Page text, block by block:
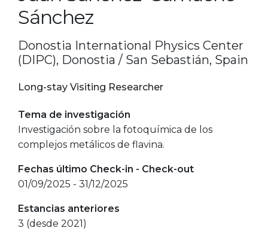
Sánchez
Donostia International Physics Center
(DIPC), Donostia / San Sebastián, Spain
Long-stay Visiting Researcher
Tema de investigación
Investigación sobre la fotoquímica de los
complejos metálicos de flavina.
Fechas último Check-in - Check-out
01/09/2025 - 31/12/2025
Estancias anteriores
3 (desde 2021)